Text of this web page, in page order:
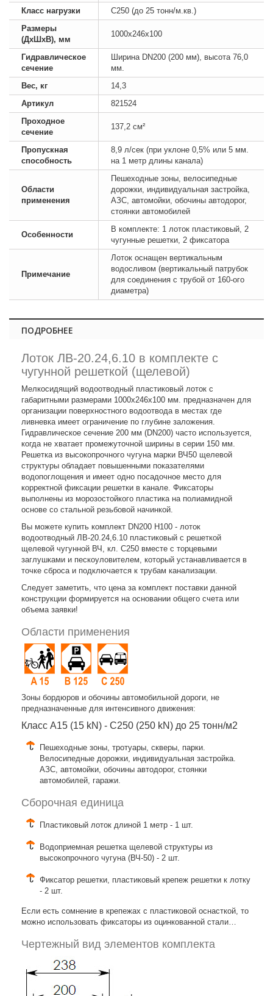
Класс нагрузки
C250 (до 25 тонн/м.кв.)
Размеры
(ДхШхВ), мм
1000х246х100
Гидравлическое
сечение
Ширина DN200 (200 мм), высота 76,0
мм.
Вес, кг
14,3
Артикул
821524
Проходное
сечение
137,2 см²
Пропускная
способность
8,9 л/сек (при уклоне 0,5% или 5 мм.
на 1 метр длины канала)
Области
применения
Пешеходные зоны, велосипедные
дорожки, индивидуальная застройка,
АЗС, автомойки, обочины автодорог,
стоянки автомобилей
Особенности
В комплекте: 1 лоток пластиковый, 2
чугунные решетки, 2 фиксатора
Примечание
Лоток оснащен вертикальным
водосливом (вертикальный патрубок
для соединения с трубой от 160-ого
диаметра)
ПОДРОБНЕЕ
Лоток ЛВ-20.24,6.10 в комплекте с
чугунной решеткой (щелевой)
Мелкосидящий водоотводный пластиковый лоток с
габаритными размерами 1000х246х100 мм. предназначен для
организации поверхностного водоотвода в местах где
ливневка имеет ограничение по глубине заложения.
Гидравлическое сечение 200 мм (DN200) часто используется,
когда не хватает промежуточной ширины в серии 150 мм.
Решетка из высокопрочного чугуна марки ВЧ50 щелевой
структуры обладает повышенными показателями
водопоглощения и имеет одно посадочное место для
корректной фиксации решетки в канале. Фиксаторы
выполнены из морозостойкого пластика на полиамидной
основе со стальной резьбовой начинкой.
Вы можете купить комплект DN200 H100 - лоток
водоотводный ЛВ-20.24,6.10 пластиковый с решеткой
щелевой чугунной ВЧ, кл. C250 вместе с торцевыми
заглушками и пескоуловителем, который устанавливается в
точке сброса и подключается к трубам канализации.
Следует заметить, что цена за комплект поставки данной
конструкции формируется на основании общего счета или
объема заявки!
Области применения
Зоны бордюров и обочины автомобильной дороги, не
предназначенные для интенсивного движения:
Класс A15 (15 kN) - C250 (250 kN) до 25 тонн/м2
Пешеходные зоны, тротуары, скверы, парки.
Велосипедные дорожки, индивидуальная застройка.
АЗС, автомойки, обочины автодорог, стоянки
автомобилей, гаражи.
Сборочная единица
Пластиковый лоток длиной 1 метр - 1 шт.
Водоприемная решетка щелевой структуры из
высокопрочного чугуна (ВЧ-50) - 2 шт.
Фиксатор решетки, пластиковый крепеж решетки к лотку
- 2 шт.
Если есть сомнение в крепежах с пластиковой оснасткой, то
можно использовать фиксаторы из оцинкованной стали…
Чертежный вид элементов комплекта